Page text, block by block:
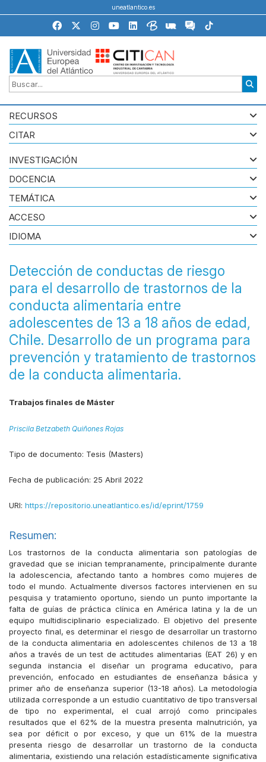
uneatlantico.es
RECURSOS
CITAR
Detección de conductas de riesgo
para el desarrollo de trastornos de la
conducta alimentaria entre
adolescentes de 13 a 18 años de edad,
Chile. Desarrollo de un programa para
prevención y tratamiento de trastornos
de la conducta alimentaria.
Trabajos finales de Máster
Priscila Betzabeth Quiñones Rojas
Tipo de documento: Tesis (Masters)
Fecha de publicación: 25 Abril 2022
URI: https://repositorio.uneatlantico.es/id/eprint/1759
Resumen:
Los trastornos de la conducta alimentaria son patologías de
gravedad que se inician tempranamente, principalmente durante
la adolescencia, afectando tanto a hombres como mujeres de
todo el mundo. Actualmente diversos factores intervienen en su
pesquisa y tratamiento oportuno, siendo un punto importante la
falta de guías de práctica clínica en América latina y la de un
equipo multidisciplinario especializado. El objetivo del presente
proyecto final, es determinar el riesgo de desarrollar un trastorno
de la conducta alimentaria en adolescentes chilenos de 13 a 18
años a través de un test de actitudes alimentarias (EAT 26) y en
segunda instancia el diseñar un programa educativo, para
prevención, enfocado en estudiantes de enseñanza básica y
primer año de enseñanza superior (13-18 años). La metodología
utilizada corresponde a un estudio cuantitativo de tipo transversal
de tipo no experimental, el cual arrojó como principales
resultados que el 62% de la muestra presenta malnutrición, ya
sea por déficit o por exceso, y que un 61% de la muestra
presenta riesgo de desarrollar un trastorno de la conducta
alimentaria, existiendo una relación estadísticamente significativa
INVESTIGACIÓN
DOCENCIA
TEMÁTICA
ACCESO
IDIOMA